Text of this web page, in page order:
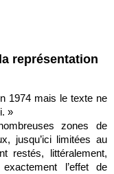
représentation
1974 mais le texte ne
»
zones de
jusqu’ici limitées au
restés, littéralement,
l’effet de